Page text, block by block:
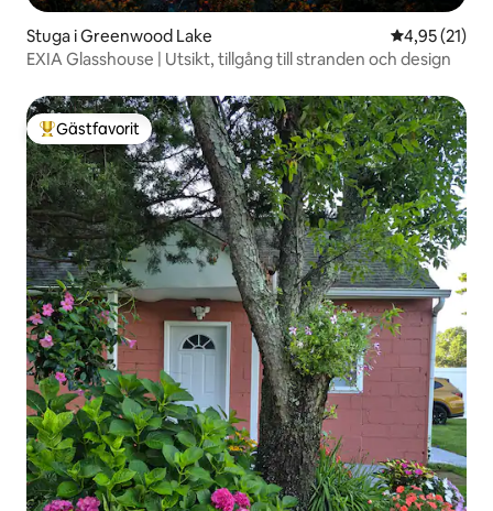
Stuga i Greenwood Lake 4,95 av 5 i
4,95 (21)
EXIA Glasshouse | Utsikt, tillgång till stranden och design
Populär gästfavorit
Gästfavorit